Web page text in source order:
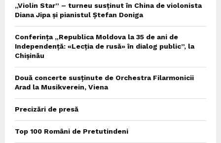
„Violin Star” – turneu susținut în China de violonista
Diana Jipa și pianistul Ștefan Doniga
Conferința „Republica Moldova la 35 de ani de
Independență: «Lecția de rusă» în dialog public”, la
Chișinău
Două concerte susținute de Orchestra Filarmonicii
Arad la Musikverein, Viena
Precizări de presă
Top 100 Români de Pretutindeni